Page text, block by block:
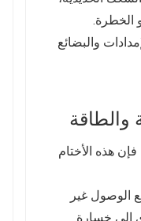
الخطرة.
والبضائع
والطاقة
هذه الأختام
الوصول غير
إلى خسارة